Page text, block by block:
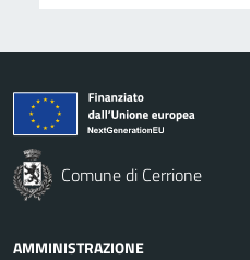
Comune di Cerrione
AMMINISTRAZIONE